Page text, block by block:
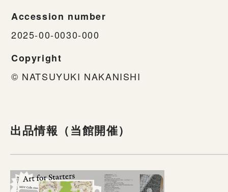
Accession number
2025-00-0030-000
Copyright
© NATSUYUKI NAKANISHI
出品情報（当館開催）